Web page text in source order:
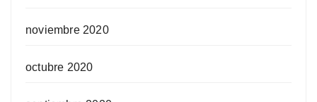
noviembre 2020
octubre 2020